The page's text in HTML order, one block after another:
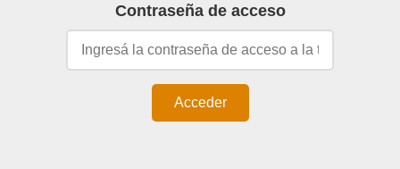
Contraseña de acceso
Acceder